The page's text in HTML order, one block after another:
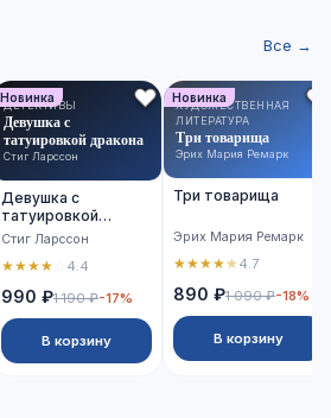
Все →
Новинка
ДЕТЕКТИВЫ
Девушка с
татуировкой дракона
Стиг Ларссон
Девушка с
татуировкой
дракона
Стиг Ларссон
★★★★ 4.4
990 ₽1 190 ₽-17%
В корзину
Новинка
ХУДОЖЕСТВЕННАЯ
ЛИТЕРАТУРА
Три товарища
Эрих Мария Ремарк
Три товарища
Эрих Мария Ремарк
★★★★★4.7
890 ₽1 090 ₽-18%
В корзину